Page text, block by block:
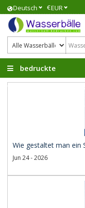
Deutsch €EUR
bedruckte
Wasserbälle
Wie gestaltet man ein
Jun 24 - 2026